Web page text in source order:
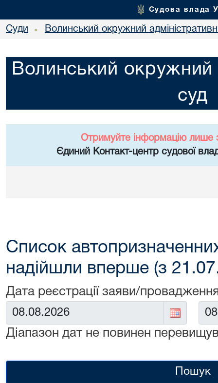
Судова влада
Суди • Волинський окружний
Волинський окружний
суд
Отримуйте інформацію лише
Єдиний Контакт-центр судової
Список
надійшли вперше (з
Дата реєстрації заяви/
Від: До:
Діапазон дат не повинен
Пошук